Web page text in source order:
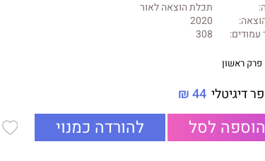
תכלת הוצאה לאור
2020
308
פרק ראשון
דיגיטלי 44 ₪
הוספה לסל להורדה כמנוי